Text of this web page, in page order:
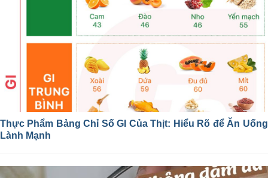
Thực Phẩm Bảng Chỉ Số GI Của Thịt: Hiểu Rõ để Ăn Uống
Lành Mạnh